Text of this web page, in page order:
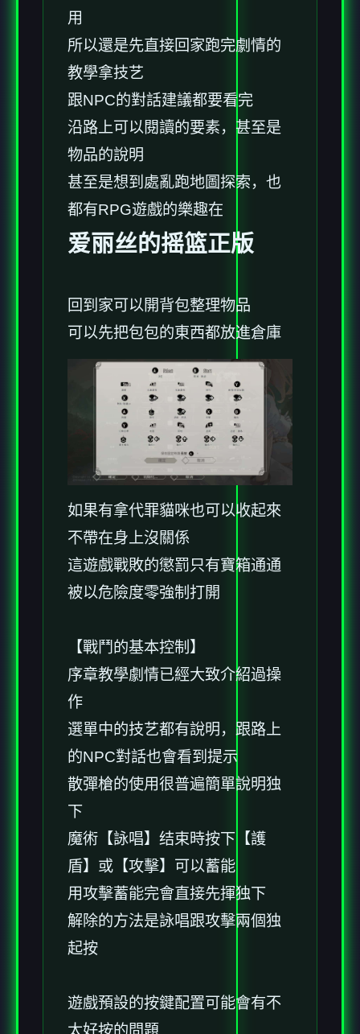
用
所以還是先直接回家跑完劇情的
教學拿技艺
跟NPC的對話建議都要看完
沿路上可以閱讀的要素，甚至是
物品的說明
甚至是想到處亂跑地圖探索，也
都有RPG遊戲的樂趣在
爱丽丝的摇篮正版
回到家可以開背包整理物品
可以先把包包的東西都放進倉庫
如果有拿代罪貓咪也可以收起來
不帶在身上沒關係
這遊戲戰敗的懲罰只有寶箱通通
被以危險度零強制打開
【戰鬥的基本控制】
序章教學劇情已經大致介紹過操
作
選單中的技艺都有說明，跟路上
的NPC對話也會看到提示
散彈槍的使用很普遍簡單說明独
下
魔術【詠唱】结束時按下【護
盾】或【攻擊】可以蓄能
用攻擊蓄能完會直接先揮独下
解除的方法是詠唱跟攻擊兩個独
起按
遊戲預設的按鍵配置可能會有不
太好按的問題